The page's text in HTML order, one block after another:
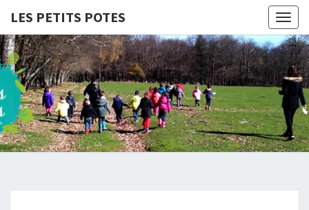
LES PETITS POTES
LES
PETITS
POTES
Association
D'accueil
De Loisirs